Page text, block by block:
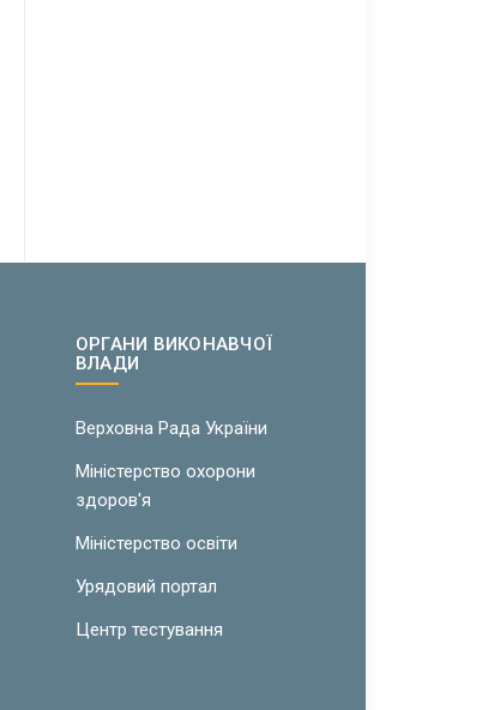
ОРГАНИ ВИКОНАВЧОЇ
ВЛАДИ
Верховна Рада України
Міністерство охорони
здоров'я
Міністерство освіти
Урядовий портал
Центр тестування